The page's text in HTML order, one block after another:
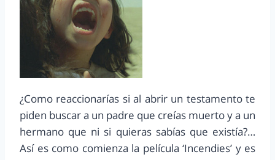
¿Como reaccionarías si al abrir un testamento te
piden buscar a un padre que creías muerto y a un
hermano que ni si quieras sabías que existía?…
Así es como comienza la película ‘Incendies’ y es